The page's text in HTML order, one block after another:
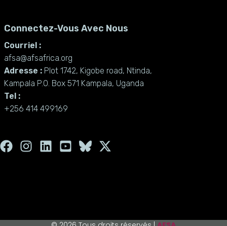
Connectez-Vous Avec Nous
Courriel :
afsa@afsafrica.org
Adresse : Plot 1742, Kigobe road, Ntinda,
Kampala P.O. Box 571 Kampala, Uganda
Tel :
+256 414 499169
F
a
o
I
n
r
L
i
i
Y
o
e
X
-
t